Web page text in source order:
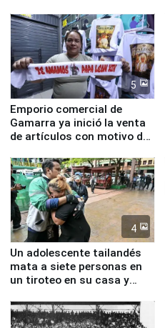
educación, salud y empleo
5
Emporio comercial de
Gamarra ya inició la venta
de artículos con motivo de
4
Un adolescente tailandés
mata a siete personas en
un tiroteo en su casa y